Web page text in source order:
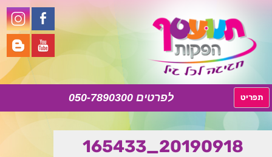
050-7890300 תפריט
לתוכן
20190918_165433